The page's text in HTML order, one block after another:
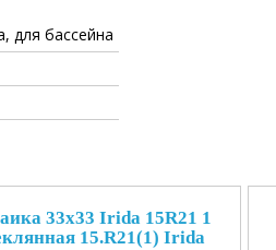
для бассейна
33x33 Irida 15R21 1
15.R21(1) Irida